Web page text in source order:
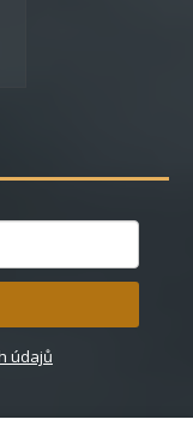
údajů